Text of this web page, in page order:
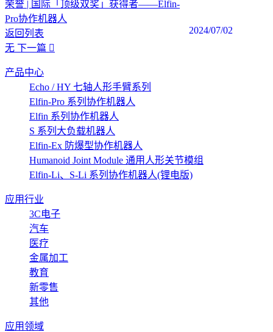
荣誉 | 国际「顶级双奖」获得者——Elfin-
Pro协作机器人
2024/07/02
返回列表
无 下一篇
产品中心
Echo / HY 七轴人形手臂系列
Elfin-Pro 系列协作机器人
Elfin 系列协作机器人
S 系列大负载机器人
Elfin-Ex 防爆型协作机器人
Humanoid Joint Module 通用人形关节模组
Elfin-Li、S-Li 系列协作机器人(锂电版)
应用行业
3C电子
汽车
医疗
金属加工
教育
新零售
其他
应用领域